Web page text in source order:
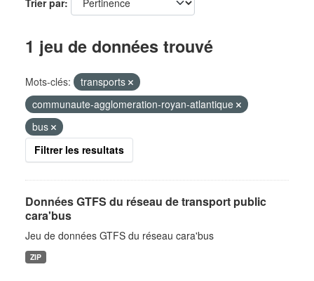
Trier par
1 jeu de données trouvé
Mots-clés:
transports
communaute-agglomeration-royan-atlantique
bus
Filtrer les resultats
Données GTFS du réseau de transport public
cara'bus
Jeu de données GTFS du réseau cara'bus
ZIP